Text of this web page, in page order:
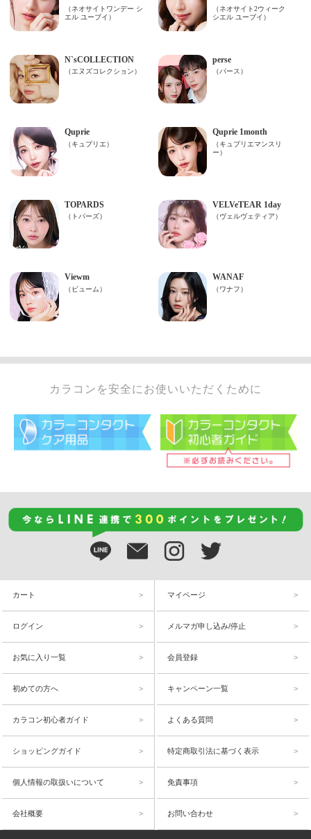
カラコンを安全にお使いいただくために
カート マイページ
ログイン メルマガ申し込み/停止
お気に入り一覧 会員登録
初めての方へ キャンペーン一覧
カラコン初心者ガイド よくある質問
ショッピングガイド 特定商取引法に基づく表示
個人情報の取扱いについて 免責事項
会社概要 お問い合わせ